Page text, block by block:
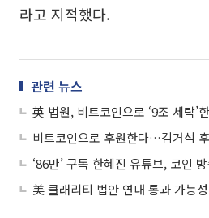
라고 지적했다.
관련 뉴스